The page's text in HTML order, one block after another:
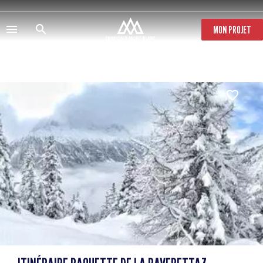
Direkt
zum
Inhalt
MON PROJET